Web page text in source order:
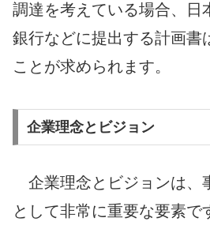
調達を考えている場合、日
銀行などに提出する計画書
ことが求められます。
企業理念とビジョン
企業理念とビジョンは、
として非常に重要な要素で